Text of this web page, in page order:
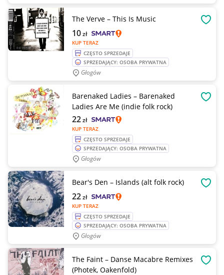
The Verve – This Is Music
KUP TERAZ
10zł
CZĘSTO SPRZEDAJE
SPRZEDAJĄCY: OSOBA PRYWATNA
Głogów
Barenaked Ladies – Barenaked
Ladies Are Me (indie folk rock)
KUP TERAZ
22zł
CZĘSTO SPRZEDAJE
SPRZEDAJĄCY: OSOBA PRYWATNA
Głogów
Bear's Den – Islands (alt folk rock)
KUP TERAZ
22zł
CZĘSTO SPRZEDAJE
SPRZEDAJĄCY: OSOBA PRYWATNA
Głogów
The Faint – Danse Macabre Remixes
(Photek, Oakenfold)